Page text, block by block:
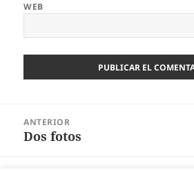
WEB
entradas
ANTERIOR
Entrada
Dos fotos